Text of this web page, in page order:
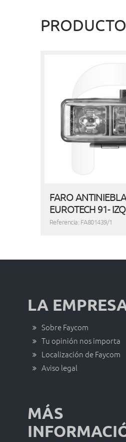
FARO
EUROTECH 91-
Referencia: FA801439/1
LA
Sobre Faycom
Tu opinión nos importa
Localización de Faycom
Aviso legal
MÁS